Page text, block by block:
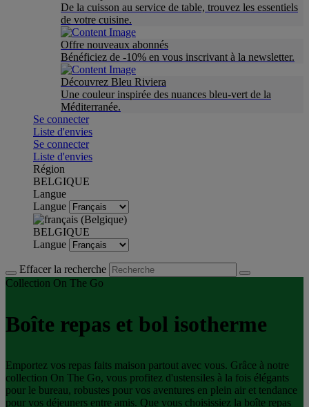
De la cuisson au service de table, trouvez les essentiels
de votre cuisine.
Offre nouveaux abonnés
Bénéficiez de -10% en vous inscrivant à la newsletter.
Découvrez Bleu Riviera
Une couleur inspirée des nuances bleu-vert de la
Méditerranée.
Se connecter
Liste d'envies
Se connecter
Liste d'envies
Région
BELGIQUE
Langue
Langue
BELGIQUE
Langue
Effacer la recherche
Collection On The Go
Boîte repas et bol isotherme
Emportez vos repas faits maison partout avec vous. Grâce à notre
collection On The Go, vous profitez d'ustensiles à la fois élégants
pour le bureau, robustes pour vos aventures en plein air et tendance
pour vos déjeuners entre amis. Que vous choisissiez la boîte repas